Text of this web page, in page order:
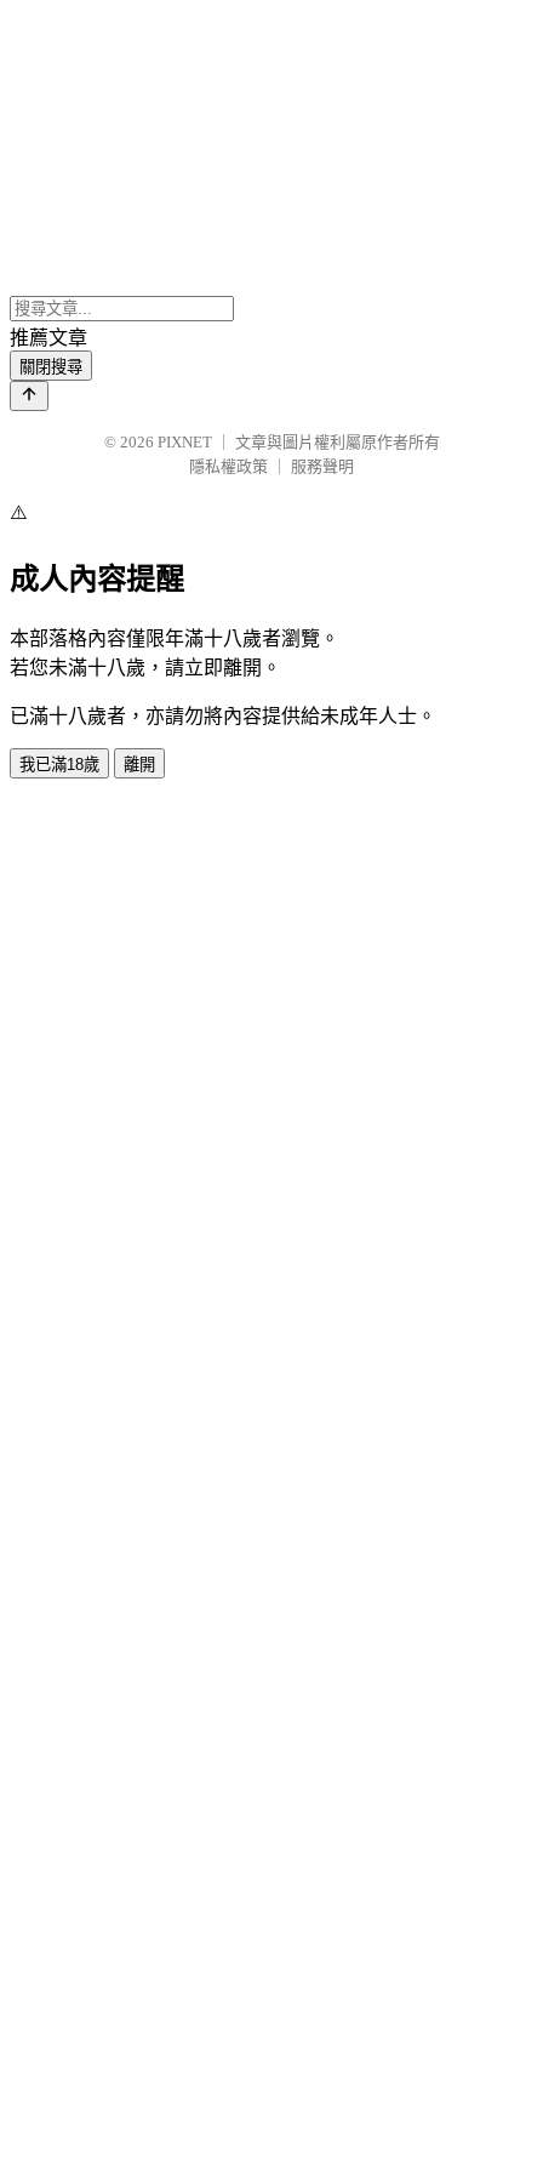
推薦文章
關閉搜尋
© 2026 PIXNET
文章與圖片權利屬原作者所有
隱私權政策
服務聲明
⚠️
成人內容提醒
本部落格內容僅限年滿十八歲者瀏覽。
若您未滿十八歲，請立即離開。
已滿十八歲者，亦請勿將內容提供給未成年人士。
我已滿18歲 離開